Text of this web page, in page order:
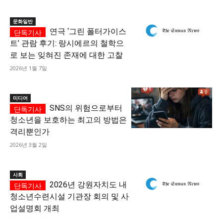
문화일반
연극 ‘그린 폴터가이스
트’ 관람 후기: 랑시에르의 철학으
로 보는 잊혀진 존재에 대한 고찰
2026년 1월 7일
미디어
SNS의 위험으로부터
청소년을 보호하는 최고의 방법은
격리뿐인가
2026년 3월 2일
사회
2026년 강원자치도 내
청소년수련시설 기관장 회의 및 사
업설명회 개최